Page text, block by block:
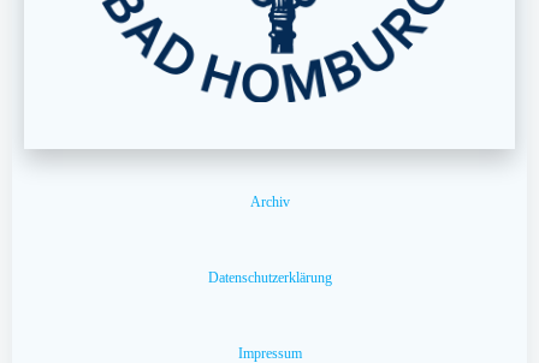
Archiv
Datenschutzerklärung
Impressum